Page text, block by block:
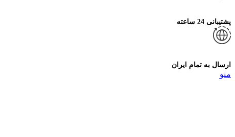
پشتیبانی 24 ساعته
ارسال به تمام ایران
منو